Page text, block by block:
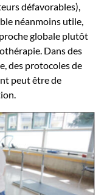
défavorables),
néanmoins utile,
globale plutôt
Dans des
des protocoles de
peut être de